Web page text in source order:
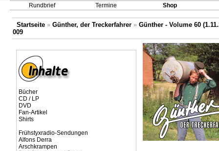
Rundbrief Termine Shop
Startseite» Günther, der Treckerfahrer» Günther - Volume 60
009
Bücher
CD / LP
DVD
Fan-Artikel
Shirts
Frühstyxradio-Sendungen
Alfons Derra
Arschkrampen